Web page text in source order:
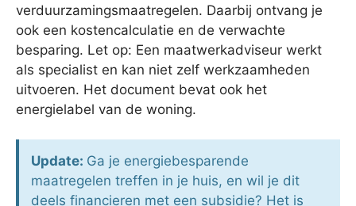
verduurzamingsmaatregelen. Daarbij ontvang je
ook een kostencalculatie en de verwachte
besparing. Let op: Een maatwerkadviseur werkt
als specialist en kan niet zelf werkzaamheden
uitvoeren. Het document bevat ook het
energielabel van de woning.
Update: Ga je energiebesparende
maatregelen treffen in je huis, en wil je dit
deels financieren met een subsidie? Het is